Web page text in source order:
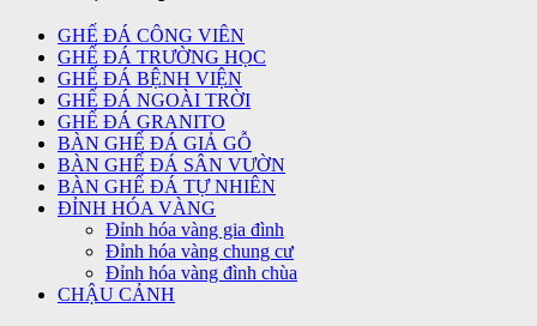
GHẾ ĐÁ CÔNG VIÊN
GHẾ ĐÁ TRƯỜNG HỌC
GHẾ ĐÁ BỆNH VIỆN
GHẾ ĐÁ NGOÀI TRỜI
GHẾ ĐÁ GRANITO
BÀN GHẾ ĐÁ GIẢ GỖ
BÀN GHẾ ĐÁ SÂN VƯỜN
BÀN GHẾ ĐÁ TỰ NHIÊN
ĐỈNH HÓA VÀNG
Đỉnh hóa vàng gia đình
Đỉnh hóa vàng chung cư
Đỉnh hóa vàng đình chùa
CHẬU CẢNH